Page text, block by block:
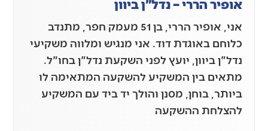
אופיר הררי – נדל"ן ביוון
אני, אופיר הררי, בן 51 מעמק חפר, מתנדב
כלוחם באוגדת דוד. אני מנגיש ומלווה משקיעי
נדל"ן ביוון, יועץ לפני השקעת נדל"ן בחו"ל.
מתאים בין המשקיע להשקעה המתאימה לו
ביותר, בוחן, מסנן והולך יד ביד עם המשקיע
להצלחת ההשקעה